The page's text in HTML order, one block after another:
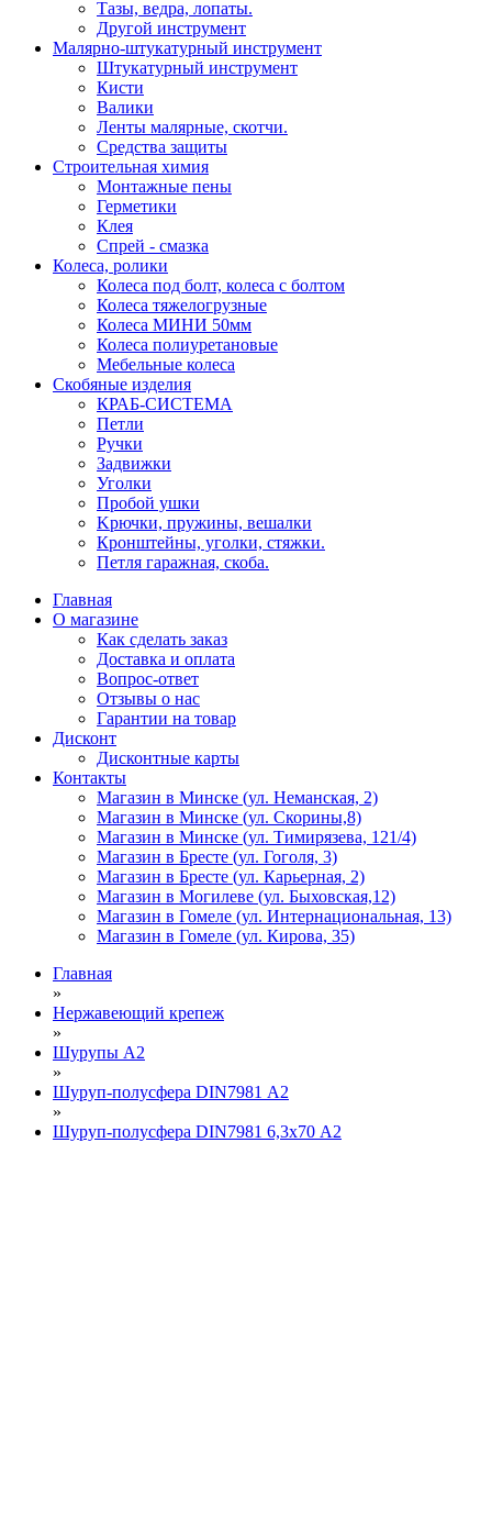
Тазы, ведра, лопаты.
Другой инструмент
Малярно-штукатурный инструмент
Штукатурный инструмент
Кисти
Валики
Ленты малярные, скотчи.
Средства защиты
Строительная химия
Монтажные пены
Герметики
Клея
Спрей - смазка
Колеса, ролики
Колеса под болт, колеса с болтом
Колеса тяжелогрузные
Колеса МИНИ 50мм
Колеса полиуретановые
Мебельные колеса
Скобяные изделия
КРАБ-СИСТЕМА
Петли
Ручки
Задвижки
Уголки
Пробой ушки
Kрючки, пружины, вешалки
Кронштейны, уголки, стяжки.
Петля гаражная, скоба.
Главная
О магазине
Как сделать заказ
Доставка и оплата
Вопрос-ответ
Отзывы о нас
Гарантии на товар
Дисконт
Дисконтные карты
Контакты
Магазин в Минске (ул. Неманская, 2)
Магазин в Минске (ул. Скорины,8)
Магазин в Минске (ул. Тимирязева, 121/4)
Магазин в Бресте (ул. Гоголя, 3)
Магазин в Бресте (ул. Карьерная, 2)
Магазин в Могилеве (ул. Быховская,12)
Магазин в Гомеле (ул. Интернациональная, 13)
Магазин в Гомеле (ул. Кирова, 35)
Главная
»
Нержавеющий крепеж
»
Шурупы А2
»
Шуруп-полусфера DIN7981 А2
»
Шуруп-полусфера DIN7981 6,3х70 А2